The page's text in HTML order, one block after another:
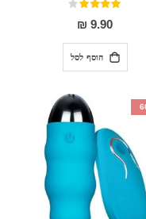
דירוג:
80%
9.90 ₪
הוסף לסל